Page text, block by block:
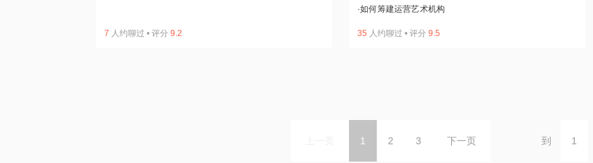
7 人约聊过 • 评分 9.2
·如何筹建运营艺术机构
35 人约聊过 • 评分 9.5
1 2 3 下一页 到